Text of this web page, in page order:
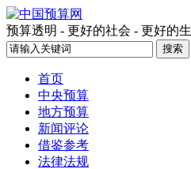
预算透明 - 更好的社会 - 更好的
首页
中央预算
地方预算
新闻评论
借鉴参考
法律法规